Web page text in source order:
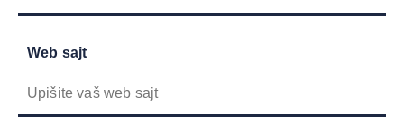
Web sajt